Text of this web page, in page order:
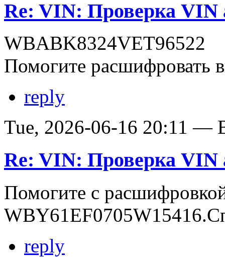
Re: VIN: Проверка VIN
WBABK8324VET96522
Помогите расшифровать
reply
Tue, 2026-06-16 20:11 —
Re: VIN: Проверка VIN
Помогите с
reply